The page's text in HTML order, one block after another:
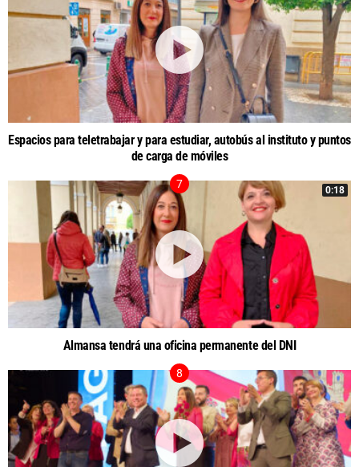
Espacios para teletrabajar y para estudiar, autobús al instituto y puntos
de carga de móviles
0:18
Almansa tendrá una oficina permanente del DNI